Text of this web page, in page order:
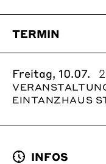
TERMIN
Freitag, 10.07.
EINTANZHAUS
INFOS